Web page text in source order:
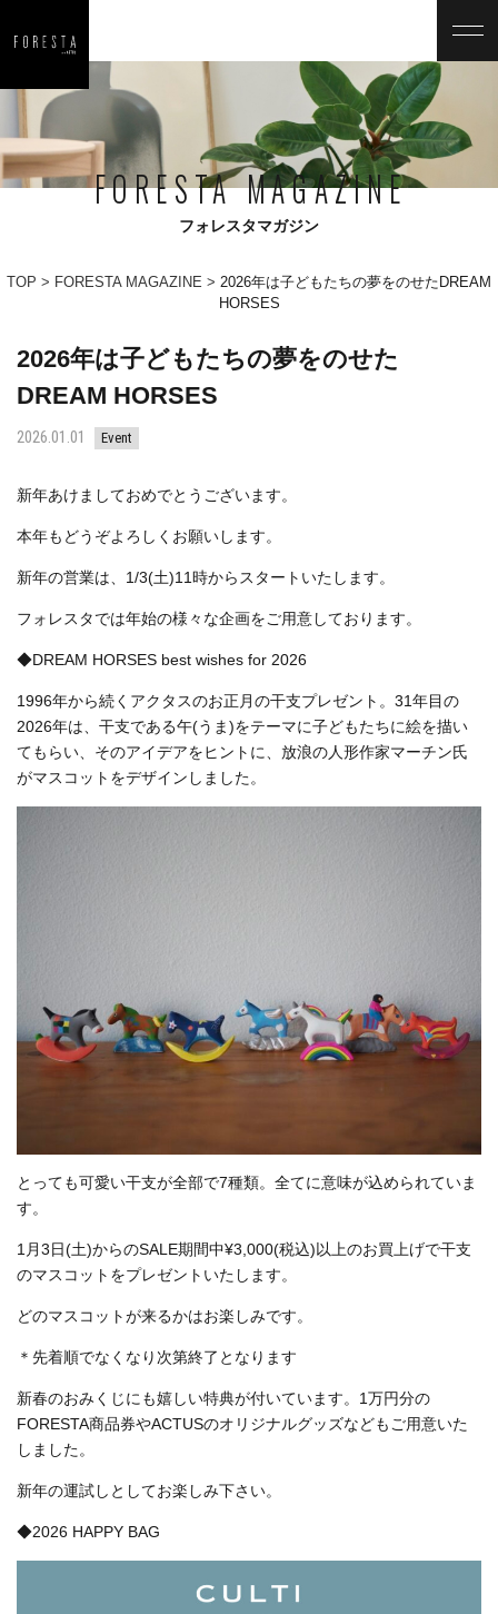
FORESTA MAGAZINE
フォレスタマガジン
TOP FORESTA MAGAZINE
2026年は子どもたちの夢をのせたDREAM
HORSES
2026年は子どもたちの夢をのせた
DREAM HORSES
2026.01.01 Event
新年あけましておめでとうございます。
本年もどうぞよろしくお願いします。
新年の営業は、1/3(土)11時からスタートいたします。
フォレスタでは年始の様々な企画をご用意しております。
◆DREAM HORSES best wishes for 2026
1996年から続くアクタスのお正月の干支プレゼント。31年目の
2026年は、干支である午(うま)をテーマに子どもたちに絵を描い
てもらい、そのアイデアをヒントに、放浪の人形作家マーチン氏
がマスコットをデザインしました。
とっても可愛い干支が全部で7種類。全てに意味が込められていま
す。
1月3日(土)からのSALE期間中¥3,000(税込)以上のお買上げで干支
のマスコットをプレゼントいたします。
どのマスコットが来るかはお楽しみです。
＊先着順でなくなり次第終了となります
新春のおみくじにも嬉しい特典が付いています。1万円分の
FORESTA商品券やACTUSのオリジナルグッズなどもご用意いた
しました。
新年の運試しとしてお楽しみ下さい。
◆2026 HAPPY BAG